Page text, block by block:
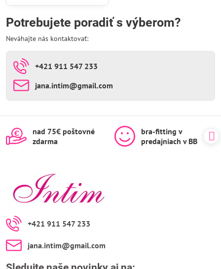
Potrebujete poradiť s výberom?
Neváhajte nás kontaktovať:
+421 911 547 233
jana​.intim​@gmail​.com
nad 75€ poštovné
zdarma
bra-fitting v
predajniach v BB
+421 911 547 233
jana​.intim​@gmail​.com